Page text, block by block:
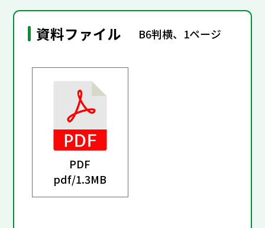
資料ファイル B6判横、1ページ
PDF
pdf/1.3MB